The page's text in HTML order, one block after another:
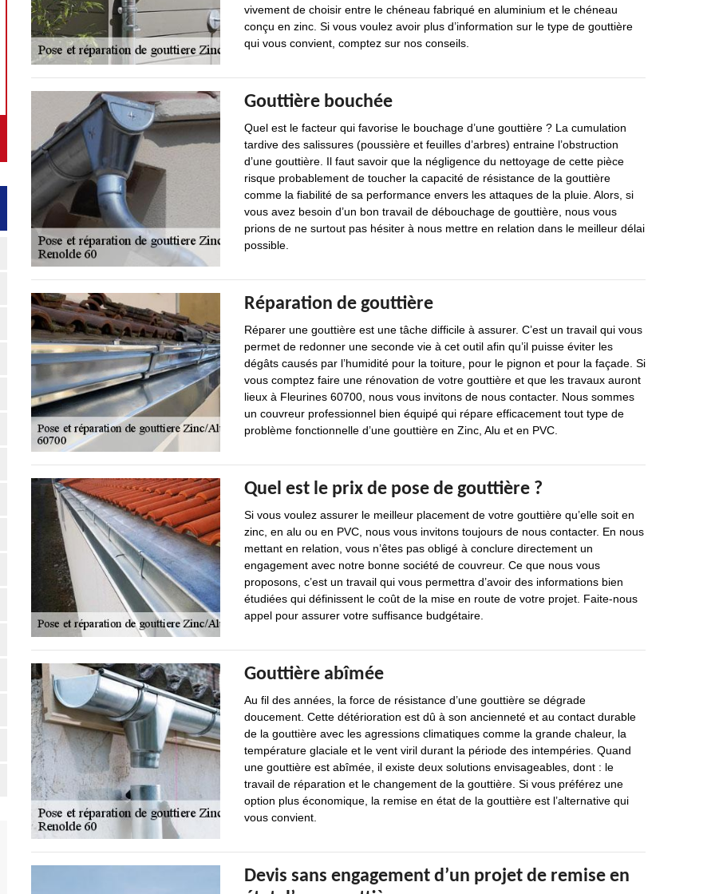
vivement de choisir entre le chéneau fabriqué en aluminium et le chéneau
conçu en zinc. Si vous voulez avoir plus d’information sur le type de gouttière
qui vous convient, comptez sur nos conseils.
Gouttière bouchée
Quel est le facteur qui favorise le bouchage d’une gouttière ? La cumulation
tardive des salissures (poussière et feuilles d’arbres) entraine l’obstruction
d’une gouttière. Il faut savoir que la négligence du nettoyage de cette pièce
risque probablement de toucher la capacité de résistance de la gouttière
comme la fiabilité de sa performance envers les attaques de la pluie. Alors, si
vous avez besoin d’un bon travail de débouchage de gouttière, nous vous
prions de ne surtout pas hésiter à nous mettre en relation dans le meilleur délai
possible.
Réparation de gouttière
Réparer une gouttière est une tâche difficile à assurer. C’est un travail qui vous
permet de redonner une seconde vie à cet outil afin qu’il puisse éviter les
dégâts causés par l’humidité pour la toiture, pour le pignon et pour la façade. Si
vous comptez faire une rénovation de votre gouttière et que les travaux auront
lieux à Fleurines 60700, nous vous invitons de nous contacter. Nous sommes
un couvreur professionnel bien équipé qui répare efficacement tout type de
problème fonctionnelle d’une gouttière en Zinc, Alu et en PVC.
Quel est le prix de pose de gouttière ?
Si vous voulez assurer le meilleur placement de votre gouttière qu’elle soit en
zinc, en alu ou en PVC, nous vous invitons toujours de nous contacter. En nous
mettant en relation, vous n’êtes pas obligé à conclure directement un
engagement avec notre bonne société de couvreur. Ce que nous vous
proposons, c’est un travail qui vous permettra d’avoir des informations bien
étudiées qui définissent le coût de la mise en route de votre projet. Faite-nous
appel pour assurer votre suffisance budgétaire.
Gouttière abîmée
Au fil des années, la force de résistance d’une gouttière se dégrade
doucement. Cette détérioration est dû à son ancienneté et au contact durable
de la gouttière avec les agressions climatiques comme la grande chaleur, la
température glaciale et le vent viril durant la période des intempéries. Quand
une gouttière est abîmée, il existe deux solutions envisageables, dont : le
travail de réparation et le changement de la gouttière. Si vous préférez une
option plus économique, la remise en état de la gouttière est l’alternative qui
vous convient.
Devis sans engagement d’un projet de remise en